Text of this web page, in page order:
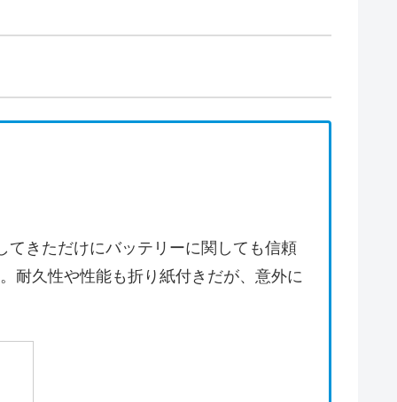
きただけにバッテリーに関しても信頼
耐久性や性能も折り紙付きだが、意外に